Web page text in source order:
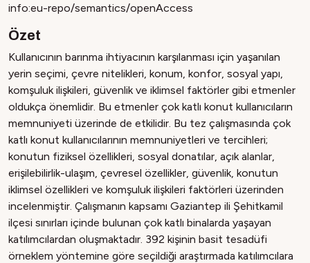
info:eu-repo/semantics/openAccess
Özet
Kullanıcının barınma ihtiyacının karşılanması için yaşanılan
yerin seçimi, çevre nitelikleri, konum, konfor, sosyal yapı,
komşuluk ilişkileri, güvenlik ve iklimsel faktörler gibi etmenler
oldukça önemlidir. Bu etmenler çok katlı konut kullanıcıların
memnuniyeti üzerinde de etkilidir. Bu tez çalışmasında çok
katlı konut kullanıcılarının memnuniyetleri ve tercihleri;
konutun fiziksel özellikleri, sosyal donatılar, açık alanlar,
erişilebilirlik-ulaşım, çevresel özellikler, güvenlik, konutun
iklimsel özellikleri ve komşuluk ilişkileri faktörleri üzerinden
incelenmiştir. Çalışmanın kapsamı Gaziantep ili Şehitkamil
ilçesi sınırları içinde bulunan çok katlı binalarda yaşayan
katılımcılardan oluşmaktadır. 392 kişinin basit tesadüfi
örneklem yöntemine göre seçildiği araştırmada katılımcılara